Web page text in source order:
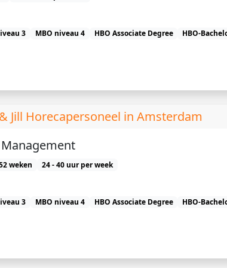
3 MBO niveau 4 HBO Associate Degree
HBO-
Jill Horecapersoneel in Amsterdam
weken
24 - 40 uur per week
3 MBO niveau 4 HBO Associate Degree
HBO-